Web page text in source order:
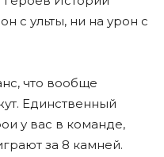
с ульты, ни на урон с
что вообще
Единственный
у вас в команде,
за 8 камней.